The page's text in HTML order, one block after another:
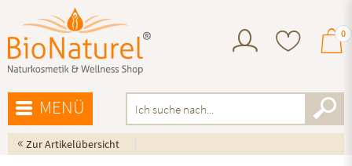
0
MENÜ
« Zur Artikelübersicht